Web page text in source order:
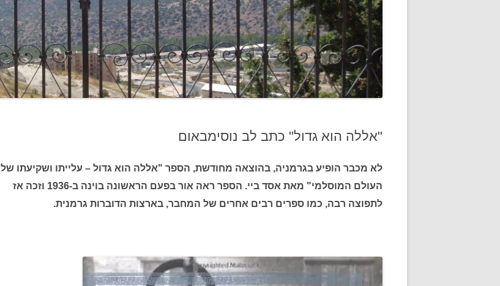
"אללה הוא גדול" כתב לב נוסימבאום
לא מכבר הופיע בגרמניה, בהוצאה מחודשת, הספר "אללה הוא גדול – עלייתו ושקיעתו של
העולם המוסלמי" מאת אסד ביי. הספר ראה אור בפעם הראשונה בוינה ב-1936 וזכה אז
לתפוצה רבה, כמו ספרים רבים אחרים של המחבר, בארצות הדוברות גרמנית.